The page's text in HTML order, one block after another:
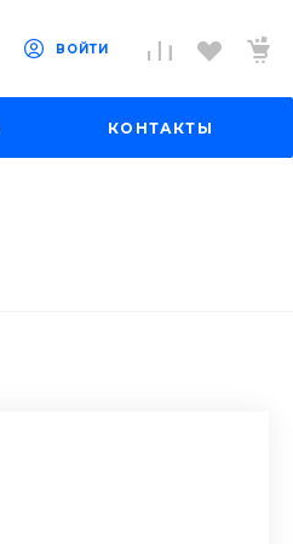
ВОЙТИ
КОНТАКТЫ